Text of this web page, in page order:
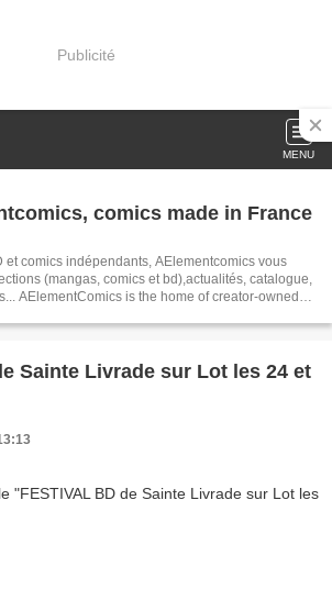
Publicité
MENU
comics made in France
et comics indépendants, AElementcomics vous
(mangas, comics et bd),actualités, catalogue,
AElementComics is the home of creator-owned
digital comics..
Sainte Livrade sur Lot les 24 et